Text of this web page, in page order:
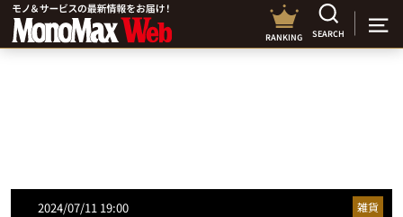
RANKING SEARCH
2024/07/11 19:00 雑貨